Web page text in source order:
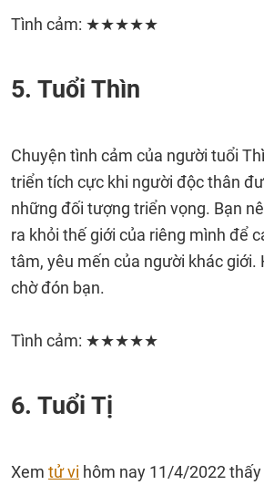
Tình cảm: ★★★★★
5. Tuổi Thìn
Chuyện tình cảm của người tuổi
triển tích cực khi người độc thân
những đối tượng triển vọng. Bạn
ra khỏi thế giới của riêng mình để
tâm, yêu mến của người khác giới.
chờ đón bạn.
Tình cảm: ★★★★★
6. Tuổi Tị
Xem tử vi hôm nay 11/4/2022